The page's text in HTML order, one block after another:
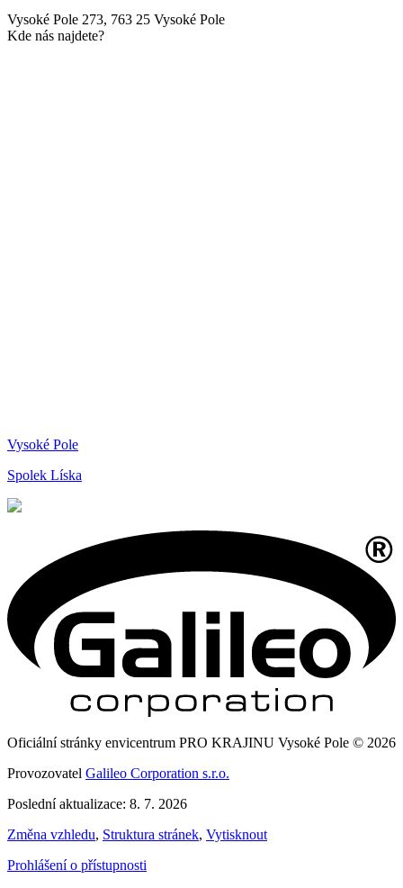
Vysoké Pole 273, 763 25 Vysoké Pole
Kde nás najdete?
Vysoké Pole
Spolek Líska
Oficiální stránky envicentrum PRO KRAJINU Vysoké Pole © 2026
Provozovatel Galileo Corporation s.r.o.
Poslední aktualizace: 8. 7. 2026
Změna vzhledu, Struktura stránek, Vytisknout
Prohlášení o přístupnosti